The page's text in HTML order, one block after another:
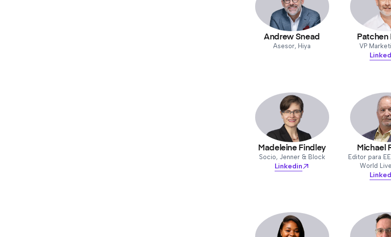
Andrew Snead
Asesor, Hiya
Patchen
VP
Madeleine Findley
Socio, Jenner & Block
Linkedin
Michael
Editor para
World